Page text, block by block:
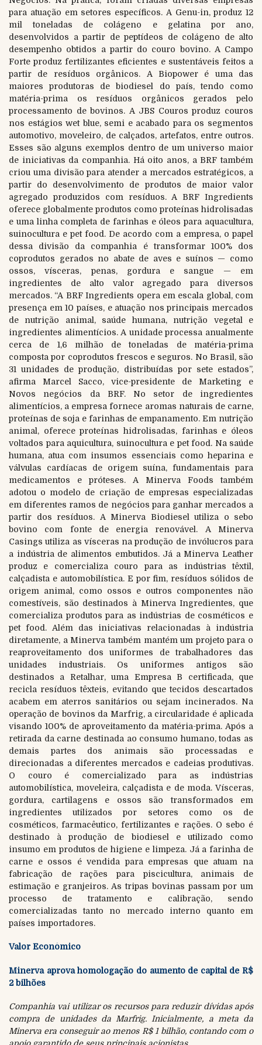
para atuação em setores específicos. A Genu-in, produz 12
mil toneladas de colágeno e gelatina por ano,
desenvolvidos a partir de peptídeos de colágeno de alto
desempenho obtidos a partir do couro bovino. A Campo
Forte produz fertilizantes eficientes e sustentáveis feitos a
partir de resíduos orgânicos. A Biopower é uma das
maiores produtoras de biodiesel do país, tendo como
matéria-prima os resíduos orgânicos gerados pelo
processamento de bovinos. A JBS Couros produz couros
nos estágios wet blue, semi e acabado para os segmentos
automotivo, moveleiro, de calçados, artefatos, entre outros.
Esses são alguns exemplos dentro de um universo maior
de iniciativas da companhia. Há oito anos, a BRF também
criou uma divisão para atender a mercados estratégicos, a
partir do desenvolvimento de produtos de maior valor
agregado produzidos com resíduos. A BRF Ingredients
oferece globalmente produtos como proteínas hidrolisadas
e uma linha completa de farinhas e óleos para aquacultura,
suinocultura e pet food. De acordo com a empresa, o papel
dessa divisão da companhia é transformar 100% dos
coprodutos gerados no abate de aves e suínos — como
ossos, vísceras, penas, gordura e sangue — em
ingredientes de alto valor agregado para diversos
mercados. “A BRF Ingredients opera em escala global, com
presença em 10 países, e atuação nos principais mercados
de nutrição animal, saúde humana, nutrição vegetal e
ingredientes alimentícios. A unidade processa anualmente
cerca de 1,6 milhão de toneladas de matéria-prima
composta por coprodutos frescos e seguros. No Brasil, são
31 unidades de produção, distribuídas por sete estados”,
afirma Marcel Sacco, vice-presidente de Marketing e
Novos negócios da BRF. No setor de ingredientes
alimentícios, a empresa fornece aromas naturais de carne,
proteínas de soja e farinhas de empanamento. Em nutrição
animal, oferece proteínas hidrolisadas, farinhas e óleos
voltados para aquicultura, suinocultura e pet food. Na saúde
humana, atua com insumos essenciais como heparina e
válvulas cardíacas de origem suína, fundamentais para
medicamentos e próteses. A Minerva Foods também
adotou o modelo de criação de empresas especializadas
em diferentes ramos de negócios para ganhar mercados a
partir dos resíduos. A Minerva Biodiesel utiliza o sebo
bovino com fonte de energia renovável. A Minerva
Casings utiliza as vísceras na produção de invólucros para
a indústria de alimentos embutidos. Já a Minerva Leather
produz e comercializa couro para as indústrias têxtil,
calçadista e automobilística. E por fim, resíduos sólidos de
origem animal, como ossos e outros componentes não
comestíveis, são destinados à Minerva Ingredientes, que
comercializa produtos para as indústrias de cosméticos e
pet food. Além das iniciativas relacionadas à indústria
diretamente, a Minerva também mantém um projeto para o
reaproveitamento dos uniformes de trabalhadores das
unidades industriais. Os uniformes antigos são
destinados a Retalhar, uma Empresa B certificada, que
recicla resíduos têxteis, evitando que tecidos descartados
acabem em aterros sanitários ou sejam incinerados. Na
operação de bovinos da Marfrig, a circularidade é aplicada
visando 100% de aproveitamento da matéria-prima. Após a
retirada da carne destinada ao consumo humano, todas as
demais partes dos animais são processadas e
direcionadas a diferentes mercados e cadeias produtivas.
O couro é comercializado para as indústrias
automobilística, moveleira, calçadista e de moda. Vísceras,
gordura, cartilagens e ossos são transformados em
ingredientes utilizados por setores como os de
cosméticos, farmacêutico, fertilizantes e rações. O sebo é
destinado à produção de biodiesel e utilizado como
insumo em produtos de higiene e limpeza. Já a farinha de
carne e ossos é vendida para empresas que atuam na
fabricação de rações para piscicultura, animais de
estimação e granjeiros. As tripas bovinas passam por um
processo de tratamento e calibração, sendo
comercializadas tanto no mercado interno quanto em
países importadores.
Valor Econômico
Minerva aprova homologação do aumento de capital de R$
2 bilhões
Companhia vai utilizar os recursos para reduzir dívidas após
compra de unidades da Marfrig. Inicialmente, a meta da
Minerva era conseguir ao menos R$ 1 bilhão, contando com o